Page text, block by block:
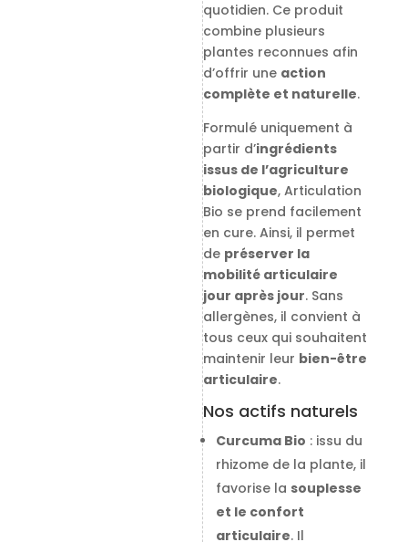
quotidien. Ce produit
combine plusieurs
plantes reconnues afin
d’offrir une action
complète et naturelle.
Formulé uniquement à
partir d’ingrédients
issus de l’agriculture
biologique, Articulation
Bio se prend facilement
en cure. Ainsi, il permet
de préserver la
mobilité articulaire
jour après jour. Sans
allergènes, il convient à
tous ceux qui souhaitent
maintenir leur bien-être
articulaire.
Nos actifs naturels
Curcuma Bio : issu du
rhizome de la plante, il
favorise la souplesse
et le confort
articulaire. Il